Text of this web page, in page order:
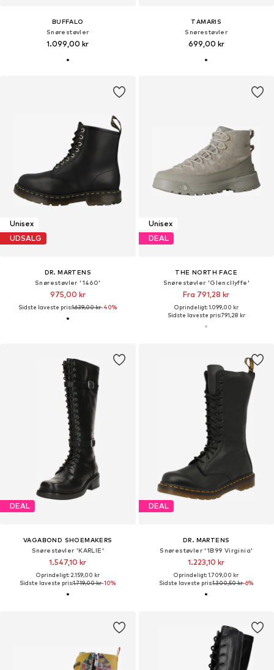
BUFFALO
Snørestøvler
1.099,00 kr
TAMARIS
Snørestøvler
699,00 kr
Unisex
UDSALG
DR. MARTENS
Snørestøvler '1460'
975,00 kr
Sidste laveste pris:1.639,00 kr-40%
Unisex
DEAL
THE NORTH FACE
Snørestøvler 'Glencllyffe'
Fra 791,28 kr
Oprindeligt: 1.099,00 kr
Sidste laveste pris:791,28 kr
DEAL
VAGABOND SHOEMAKERS
Snørestøvler 'KARLIE'
1.547,10 kr
Oprindeligt: 2.159,00 kr
Sidste laveste pris:1.719,00 kr-10%
DEAL
DR. MARTENS
Snørestøvler '1B99 Virginia'
1.223,10 kr
Oprindeligt: 1.709,00 kr
Sidste laveste pris:1.300,50 kr-6%